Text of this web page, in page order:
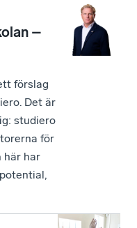
–
förslag
Det är
studiero
för
här har